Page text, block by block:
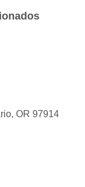
OR 97914